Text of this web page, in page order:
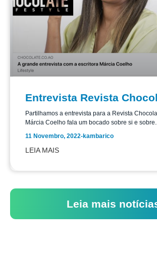
Entrevista Revista
Partilhamos a entrevista para a Revista
Márcia Coelho fala um bocado sobre si e
11 Novembro, 2022-kambarico
LEIA MAIS
Leia mais